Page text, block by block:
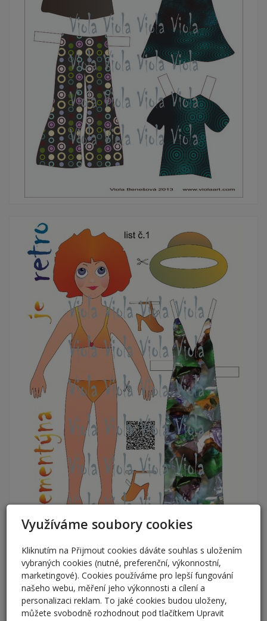
Využíváme soubory cookies
Kliknutím na Přijmout cookies dáváte souhlas s uložením
vybraných cookies (nutné, preferenční, výkonnostní,
marketingové). Cookies používáme pro lepší fungování
našeho webu, měření jeho výkonnosti a cílení a
personalizaci reklam. To jaké cookies budou uloženy,
můžete svobodně rozhodnout pod tlačítkem Upravit